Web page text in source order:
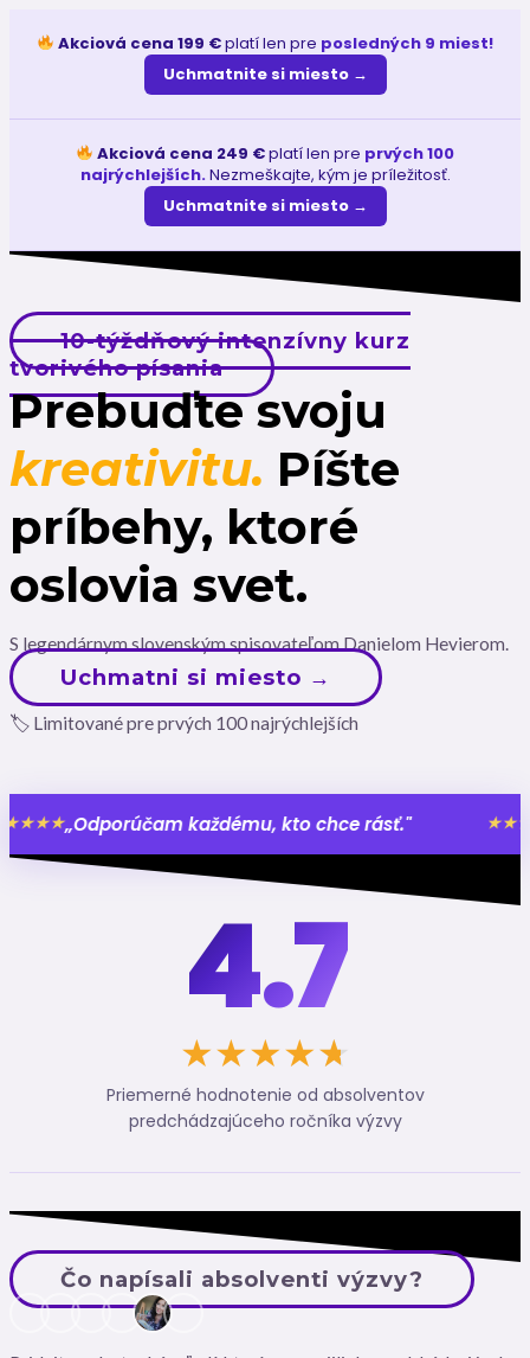
Akciová cena 199 €platí len pre posledných 9 miest!
Uchmatnite si miesto →
Akciová cena 249 €platí len pre prvých 100
najrýchlejších.Nezmeškajte, kým je príležitosť.
Uchmatnite si miesto →
10-týždňový intenzívny kurz
tvorivého písania
Prebuďte svoju
kreativitu. Píšte
príbehy, ktoré
oslovia svet.
S legendárnym slovenským spisovateľom Danielom Hevierom.
Uchmatni si miesto →
🏷 Limitované pre prvých 100 najrýchlejších
každému, kto chce rásť." ★★★★★ „Pán
4.7
★★★★★
★
Priemerné hodnotenie od absolventov
predchádzajúceho ročníka výzvy
Čo napísali absolventi výzvy?